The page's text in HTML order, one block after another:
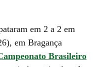
em 2 a 2 em
em Bragança
Brasileiro